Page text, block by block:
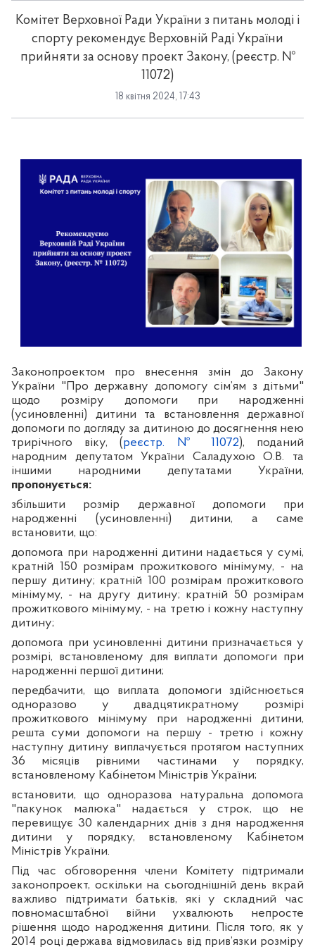
Комітет Верховної Ради України з питань молоді і
спорту рекомендує Верховній Раді України
прийняти за основу проект Закону, (реєстр. №
11072)
18 квітня 2024, 17:43
Законопроектом про внесення змін до Закону
України "Про державну допомогу сім’ям з дітьми"
щодо розміру допомоги при народженні
(усиновленні) дитини та встановлення державної
допомоги по догляду за дитиною до досягнення нею
трирічного віку, (реєстр. № 11072), поданий
народним депутатом України Саладухою О.В. та
іншими народними депутатами України,
пропонується:
збільшити розмір державної допомоги при
народженні (усиновленні) дитини, а саме
встановити, що:
допомога при народженні дитини надається у сумі,
кратній 150 розмірам прожиткового мінімуму, - на
першу дитину; кратній 100 розмірам прожиткового
мінімуму, - на другу дитину; кратній 50 розмірам
прожиткового мінімуму, - на третю і кожну наступну
дитину;
допомога при усиновленні дитини призначається у
розмірі, встановленому для виплати допомоги при
народженні першої дитини;
передбачити, що виплата допомоги здійснюється
одноразово у двадцятикратному розмірі
прожиткового мінімуму при народженні дитини,
решта суми допомоги на першу - третю і кожну
наступну дитину виплачується протягом наступних
36 місяців рівними частинами у порядку,
встановленому Кабінетом Міністрів України;
встановити, що одноразова натуральна допомога
"пакунок малюка" надається у строк, що не
перевищує 30 календарних днів з дня народження
дитини у порядку, встановленому Кабінетом
Міністрів України.
Під час обговорення члени Комітету підтримали
законопроект, оскільки на сьогоднішній день вкрай
важливо підтримати батьків, які у складний час
повномасштабної війни ухвалюють непросте
рішення щодо народження дитини. Після того, як у
2014 році держава відмовилась від прив’язки розміру